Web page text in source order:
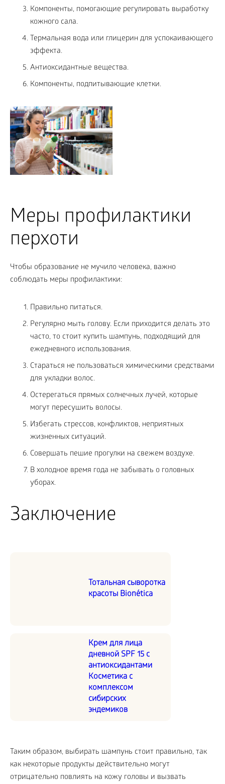
Компоненты, помогающие регулировать выработку
кожного сала.
Термальная вода или глицерин для успокаивающего
эффекта.
Антиоксидантные вещества.
Компоненты, подпитывающие клетки.
Меры профилактики
перхоти
Чтобы образование не мучило человека, важно
соблюдать меры профилактики:
Правильно питаться.
Регулярно мыть голову. Если приходится делать это
часто, то стоит купить шампунь, подходящий для
ежедневного использования.
Стараться не пользоваться химическими средствами
для укладки волос.
Остерегаться прямых солнечных лучей, которые
могут пересушить волосы.
Избегать стрессов, конфликтов, неприятных
жизненных ситуаций.
Совершать пешие прогулки на свежем воздухе.
В холодное время года не забывать о головных
уборах.
Заключение
Тотальная сыворотка
красоты Bionética
Крем для лица
дневной SPF 15 с
антиоксидантами
Косметика с
комплексом
сибирских
эндемиков
Таким образом, выбирать шампунь стоит правильно, так
как некоторые продукты действительно могут
отрицательно повлиять на кожу головы и вызвать